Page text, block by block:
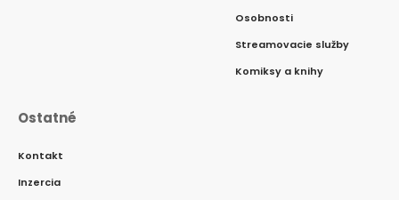
Osobnosti
Streamovacie služby
Komiksy a knihy
Ostatné
Kontakt
Inzercia